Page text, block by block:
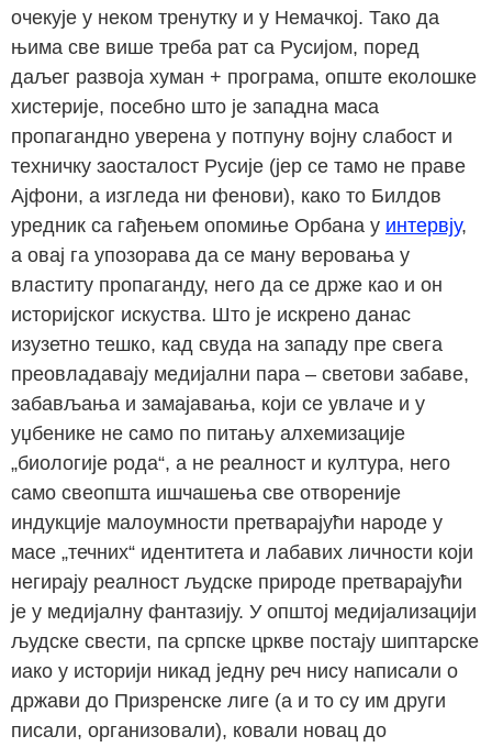
очекује у неком тренутку и у Немачкој. Тако да
њима све више треба рат са Русијом, поред
даљег развоја хуман + програма, опште еколошке
хистерије, посебно што је западна маса
пропагандно уверена у потпуну војну слабост и
техничку заосталост Русије (јер се тамо не праве
Ајфони, а изгледа ни фенови), како то Билдов
уредник са гађењем опомиње Орбана у интервју,
а овај га упозорава да се ману веровања у
властиту пропаганду, него да се држе као и он
историјског искуства. Што је искрено данас
изузетно тешко, кад свуда на западу пре свега
преовладавају медијални пара – светови забаве,
забављања и замајавања, који се увлаче и у
уџбенике не само по питању алхемизације
„биологије рода“, а не реалност и култура, него
само свеопшта ишчашења све отвореније
индукције малоумности претварајући народе у
масе „течних“ идентитета и лабавих личности који
негирају реалност људске природе претварајући
је у медијалну фантазију. У општој медијализацији
људске свести, па српске цркве постају шиптарске
иако у историји никад једну реч нису написали о
држави до Призренске лиге (а и то су им други
писали, организовали), ковали новац до